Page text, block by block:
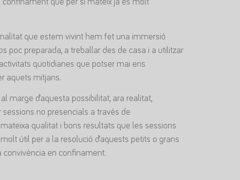
que per sí mateix ja és molt
que estem vivint hem fet una immersió
poc preparada, a treballar des de casa i a utilitzar
quotidianes que potser mai ens
aquets mitjans.
marge d’aquesta possibilitat, ara realitat,
no presencials a través de
qualitat i bons resultats que les sessions
útil per a la resolució d’aquests petits o grans
en confinament.